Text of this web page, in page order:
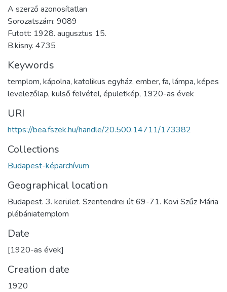
A szerző azonosítatlan
Sorozatszám: 9089
Futott: 1928. augusztus 15.
B.kisny. 4735
Keywords
templom, kápolna, katolikus egyház, ember, fa, lámpa, képes
levelezőlap, külső felvétel, épületkép, 1920-as évek
URI
https://bea.fszek.hu/handle/20.500.14711/173382
Collections
Budapest-képarchívum
Geographical location
Budapest. 3. kerület. Szentendrei út 69-71. Kövi Szűz Mária
plébániatemplom
Date
[1920-as évek]
Creation date
1920